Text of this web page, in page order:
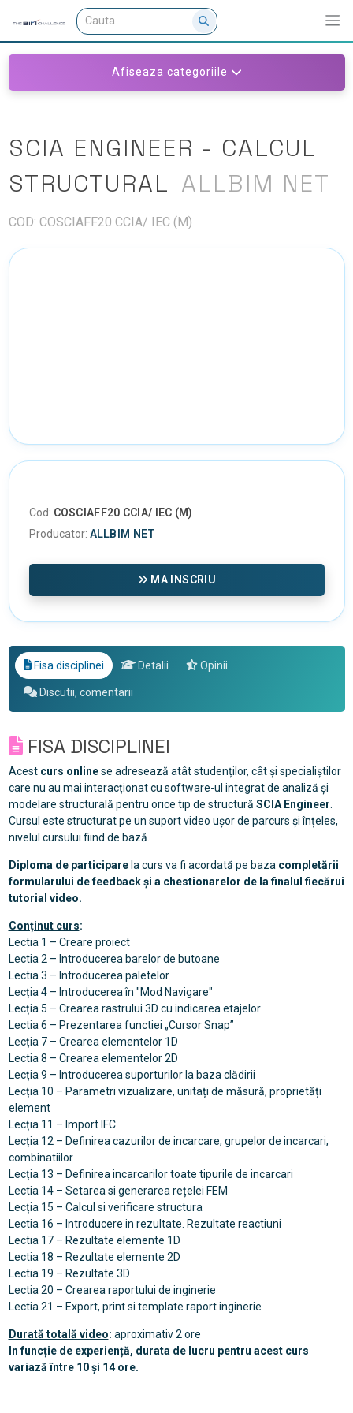
Afiseaza categoriile
SCIA ENGINEER - CALCUL
STRUCTURAL ALLBIM NET
COD: COSCIAFF20 CCIA/ IEC (M)
Cod: COSCIAFF20 CCIA/ IEC (M)
Producator: ALLBIM NET
MA INSCRIU
Fisa disciplinei Detalii Opinii
Discutii, comentarii
FISA DISCIPLINEI
Acest curs onlinese adresează atât studenților, cât și specialiștilor
care nu au mai interacționat cu software-ul integrat de analiză și
modelare structurală pentru orice tip de structură SCIA Engineer
Cursul este structurat pe un suport video ușor de parcurs și înțeles,
nivelul cursului fiind de bază.
Diploma de participarela curs va fi acordată pe baza completării
formularului de feedback și a chestionarelor de la finalul fiecărui
tutorial video.
Conținut curs:
Lectia 1 – Creare proiect
Lectia 2 – Introducerea barelor de butoane
Lectia 3 – Introducerea paletelor
Lecția 4 – Introducerea în "Mod Navigare"
Lecția 5 – Crearea rastrului 3D cu indicarea etajelor
Lectia 6 – Prezentarea functiei „Cursor Snap”
Lecția 7 – Crearea elementelor 1D
Lectia 8 – Crearea elementelor 2D
Lecția 9 – Introducerea suporturilor la baza clădirii
Lecția 10 – Parametri vizualizare, unitați de măsură, proprietăți
element
Lecția 11 – Import IFC
Lecția 12 – Definirea cazurilor de incarcare, grupelor de incarcari,
combinatiilor
Lecția 13 – Definirea incarcarilor toate tipurile de incarcari
Lectia 14 – Setarea si generarea rețelei FEM
Lecția 15 – Calcul si verificare structura
Lectia 16 – Introducere in rezultate. Rezultate reactiuni
Lectia 17 – Rezultate elemente 1D
Lectia 18 – Rezultate elemente 2D
Lectia 19 – Rezultate 3D
Lectia 20 – Crearea raportului de inginerie
Lectia 21 – Export, print si template raport inginerie
Durată totală video: aproximativ 2 ore
In funcție de experiență, durata de lucru pentru acest curs
variază între 10 și 14 ore.